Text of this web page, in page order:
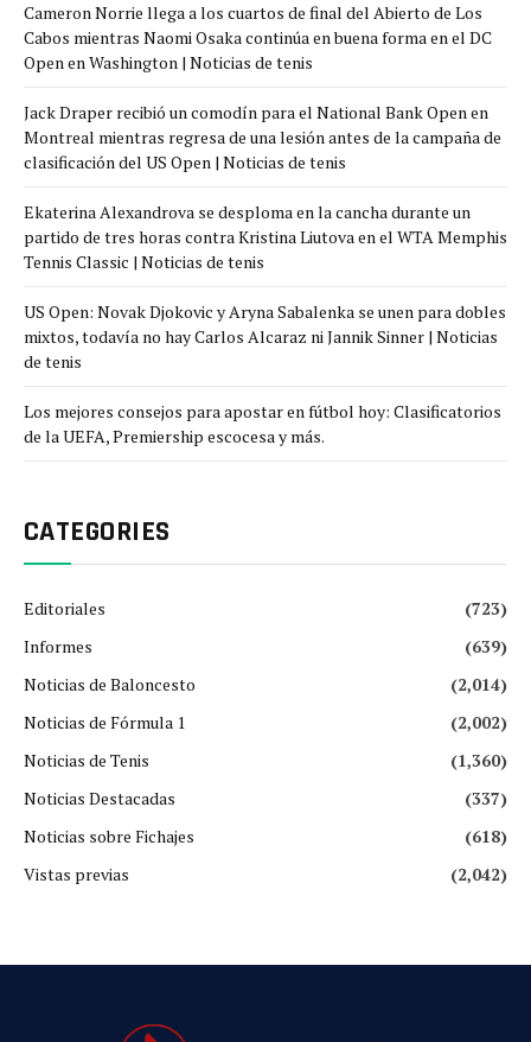
Cameron Norrie llega a los cuartos de final del Abierto de Los
Cabos mientras Naomi Osaka continúa en buena forma en el DC
Open en Washington | Noticias de tenis
Jack Draper recibió un comodín para el National Bank Open en
Montreal mientras regresa de una lesión antes de la campaña de
clasificación del US Open | Noticias de tenis
Ekaterina Alexandrova se desploma en la cancha durante un
partido de tres horas contra Kristina Liutova en el WTA Memphis
Tennis Classic | Noticias de tenis
US Open: Novak Djokovic y Aryna Sabalenka se unen para dobles
mixtos, todavía no hay Carlos Alcaraz ni Jannik Sinner | Noticias
de tenis
Los mejores consejos para apostar en fútbol hoy: Clasificatorios
de la UEFA, Premiership escocesa y más.
CATEGORIES
Editoriales
(723)
Informes
(639)
Noticias de Baloncesto
(2,014)
Noticias de Fórmula 1
(2,002)
Noticias de Tenis
(1,360)
Noticias Destacadas
(337)
Noticias sobre Fichajes
(618)
Vistas previas
(2,042)